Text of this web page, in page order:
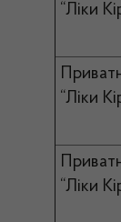
“Ліки
“Ліки
“Ліки